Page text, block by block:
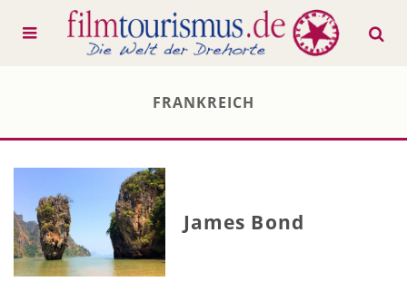
FRANKREICH
James Bond